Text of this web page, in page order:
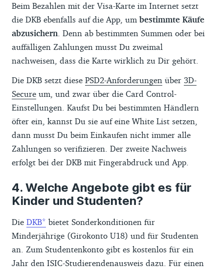
Beim Bezahlen mit der Visa-Karte im Internet setzt
die DKB ebenfalls auf die App, um bestimmte Käufe
abzusichern. Denn ab bestimmten Summen oder bei
auffälligen Zahlungen musst Du zweimal
nachweisen, dass die Karte wirklich zu Dir gehört.
Die DKB setzt diese PSD2-Anforderungen über 3D-
Secure um, und zwar über die Card Control-
Einstellungen. Kaufst Du bei bestimmten Händlern
öfter ein, kannst Du sie auf eine White List setzen,
dann musst Du beim Einkaufen nicht immer alle
Zahlungen so verifizieren. Der zweite Nachweis
erfolgt bei der DKB mit Fingerabdruck und App.
Welche Angebote gibt es für
Kinder und Studenten?
Die DKB
bietet Sonderkonditionen für
Minderjährige (Girokonto U18) und für Studenten
an. Zum Studentenkonto gibt es kostenlos für ein
Jahr den ISIC-Studierendenausweis dazu. Für einen